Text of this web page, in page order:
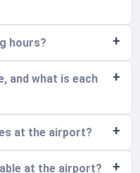
hours?
and what is each
at the airport?
at the airport?